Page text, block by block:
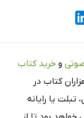
و خرید کتاب
کتاب در
تبلت یا رایانه